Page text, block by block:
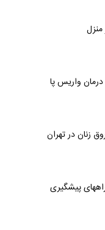
درمان واریس پا
زنان در تهران
پیشگیری